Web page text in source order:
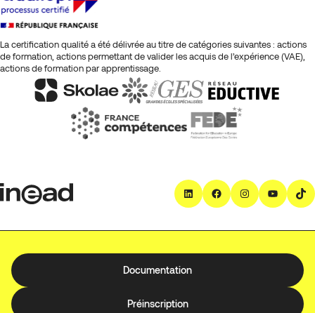
La certification qualité a été délivrée au titre de catégories suivantes : actions
de formation, actions permettant de valider les acquis de l’expérience (VAE),
actions de formation par apprentissage.
LinkedIn
Facebook
Documentation
Préinscription